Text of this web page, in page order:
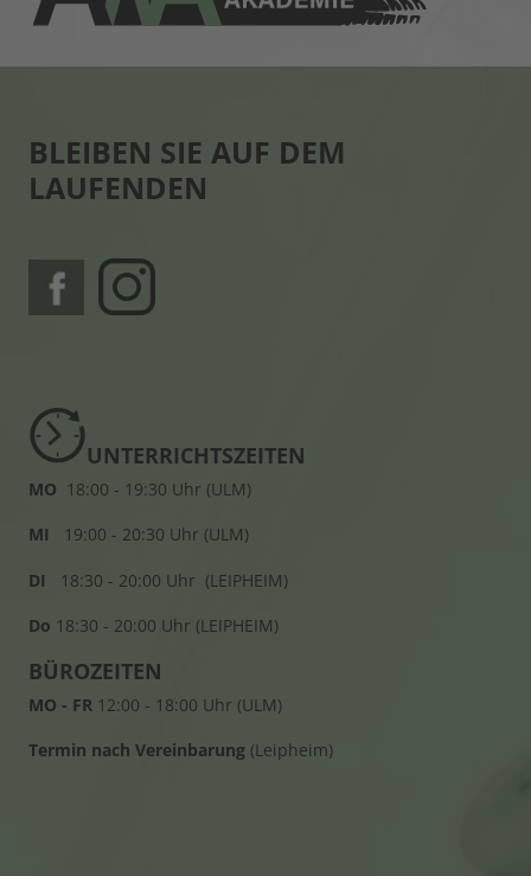
BLEIBEN SIE AUF DEM
LAUFENDEN
UNTERRICHTSZEITEN
MO 18:00 - 19:30 Uhr (ULM)
MI 19:00 - 20:30 Uhr (ULM)
DI 18:30 - 20:00 Uhr (LEIPHEIM)
Do 18:30 - 20:00 Uhr (LEIPHEIM)
BÜROZEITEN
MO - FR 12:00 - 18:00 Uhr (ULM)
Termin nach Vereinbarung (Leipheim)